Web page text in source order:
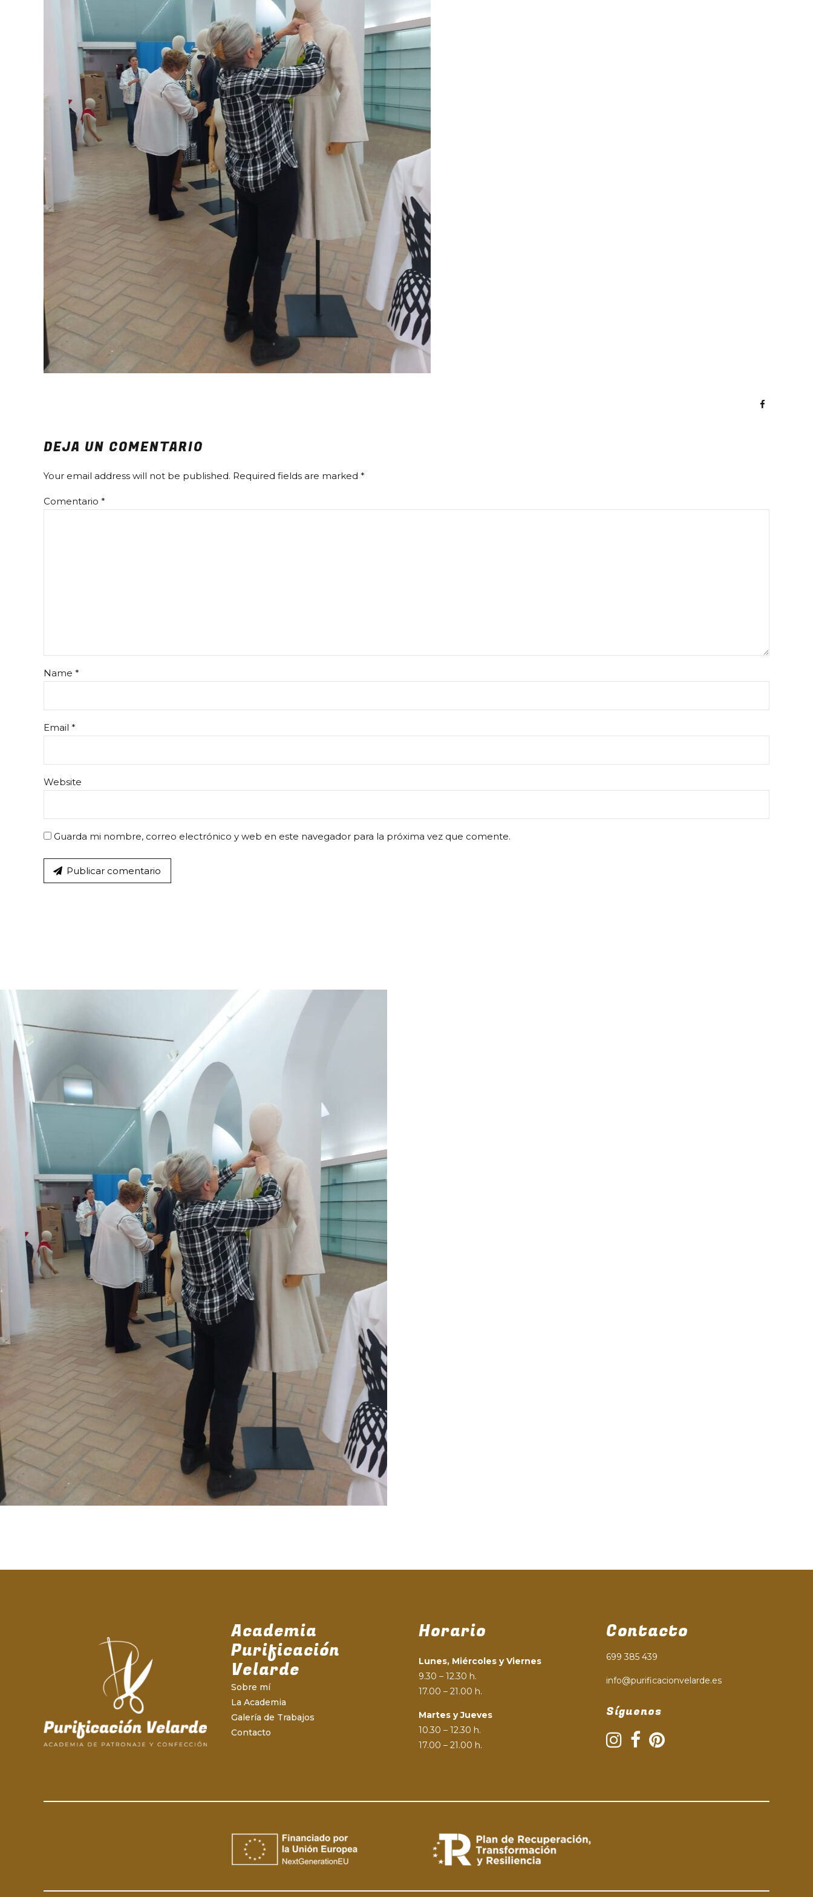
DEJA UN COMENTARIO
Your email address will not be published. Required fields are marked *
Comentario *
Name *
Email *
Website
Guarda mi nombre, correo electrónico y web en este navegador para la próxima vez que comente.
Publicar comentario
Academia
Purificación
Velarde
Sobre mí
La Academia
Galería de Trabajos
Contacto
Horario
Lunes, Miércoles y Viernes
9.30 – 12.30 h.
17.00 – 21.00 h.
Martes y Jueves
10.30 – 12.30 h.
17.00 – 21.00 h.
Contacto
699 385 439
info@purificacionvelarde.es
Síguenos